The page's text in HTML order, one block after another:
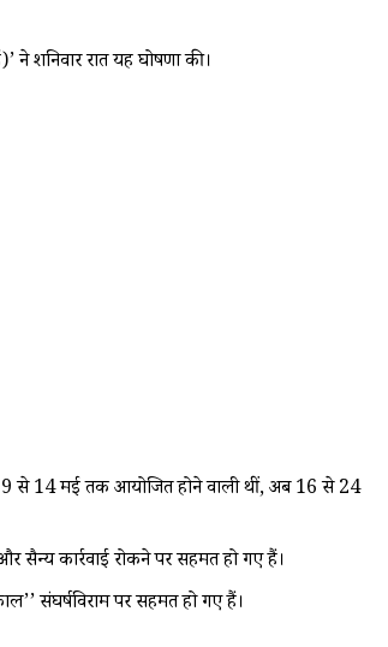
शनिवार रात यह घोषणा की।
9 से 14 मई तक आयोजित होने वाली थीं, अब 16 से 24
सैन्य कार्रवाई रोकने पर सहमत हो गए हैं।
संघर्षविराम पर सहमत हो गए हैं।